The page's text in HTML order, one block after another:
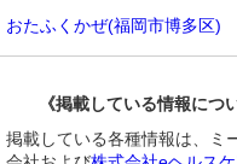
おたふくかぜ(福岡市博多区)
《掲載している情報につ
掲載している各種情報は、ミ